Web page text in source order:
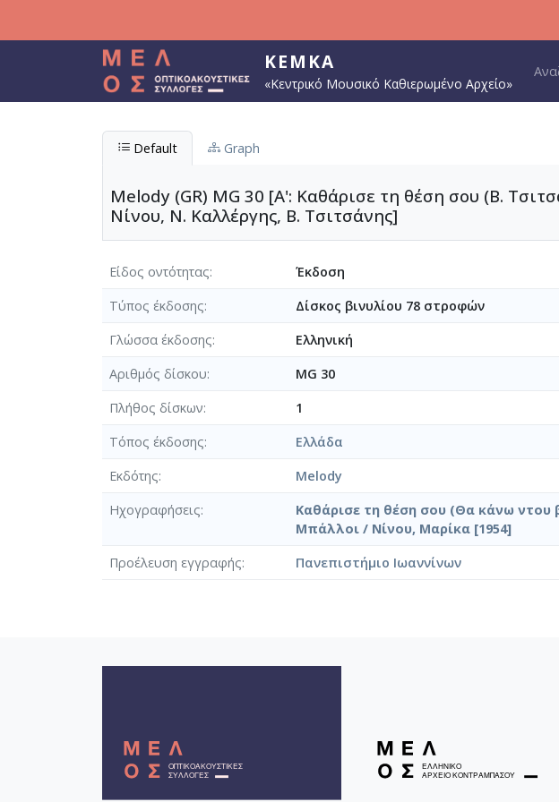
ΚΕΜΚΑ
«Κεντρικό Μουσικό Καθιερωμένο Αρχείο»
Default Graph
Melody (GR) MG 30 [A': Καθάρισε τη θέση σου (Β.
Νίνου, Ν. Καλλέργης, Β. Τσιτσάνης]
Είδος οντότητας
Έκδοση
Τύπος έκδοσης
Δίσκος βινυλίου 78 στροφών
Γλώσσα έκδοσης
Ελληνική
Αριθμός δίσκου
MG 30
Πλήθος δίσκων
1
Τόπος έκδοσης
Ελλάδα
Εκδότης
Melody
Ηχογραφήσεις
Καθάρισε τη θέση σου (Θα κάνω ντου
Μπάλλοι / Νίνου, Μαρίκα [1954]
Προέλευση εγγραφής
Πανεπιστήμιο Ιωαννίνων